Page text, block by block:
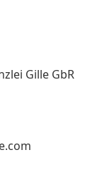
Gille GbR